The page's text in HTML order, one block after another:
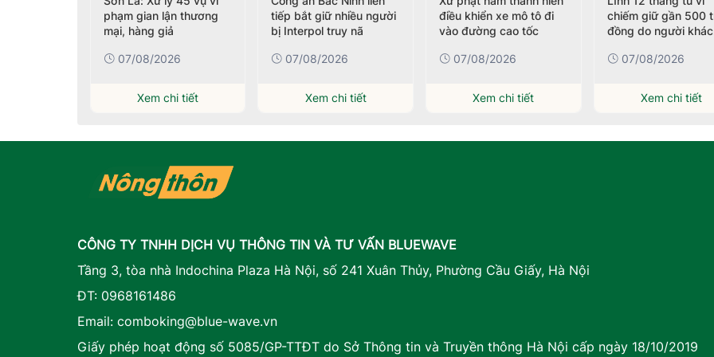
phạm gian lận thương
mại, hàng giả
07/08/2026
Xem chi tiết
tiếp bắt giữ nhiều người
bị Interpol truy nã
07/08/2026
Xem chi tiết
điều khiển xe mô tô đi
vào đường cao tốc
07/08/2026
Xem chi tiết
chiếm giữ gần 500
đồng do người khác
07/08/2026
Xem chi tiết
CÔNG TY TNHH DỊCH VỤ THÔNG TIN VÀ TƯ VẤN BLUEWAVE
Tầng 3, tòa nhà Indochina Plaza Hà Nội, số 241 Xuân Thủy, Phường Cầu Giấy, Hà Nội
ĐT: 0968161486
Email: comboking@blue-wave.vn
Giấy phép hoạt động số 5085/GP-TTĐT do Sở Thông tin và Truyền thông Hà Nội cấp ngày 18/10/2019